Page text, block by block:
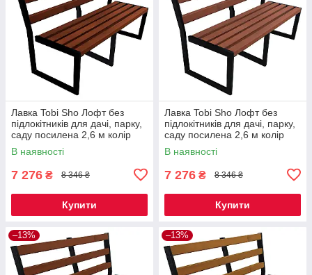
Лавка Tobi Sho Лофт без
підлокітників для дачі, парку,
саду посилена 2,6 м колір
каштан
В наявності
7 276 ₴ 8 346 ₴
Купити
Лавка Tobi Sho Лофт без
підлокітників для дачі, парку,
саду посилена 2,6 м колір
черешня
В наявності
7 276 ₴ 8 346 ₴
Купити
–13% –13%